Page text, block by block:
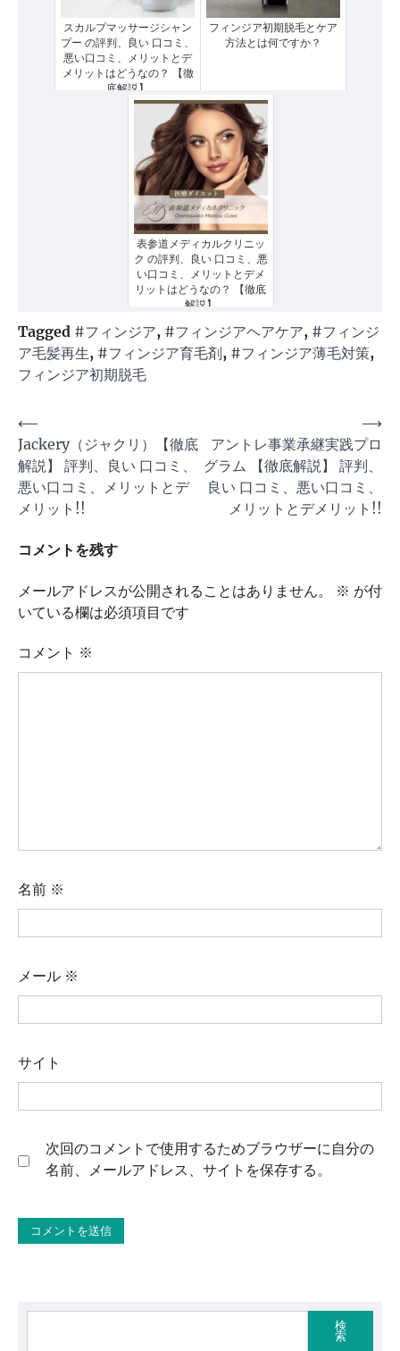
スカルプマッサージシャン
プー の評判、良い 口コミ、
悪い口コミ、メリットとデ
メリットはどうなの？ 【徹
底解説】
フィンジア初期脱毛とケア
方法とは何ですか？
表参道メディカルクリニッ
ク の評判、良い 口コミ、悪
い口コミ、メリットとデメ
リットはどうなの？ 【徹底
解説】
Tagged #フィンジア, #フィンジアヘアケア, #フィンジ
ア毛髪再生, #フィンジア育毛剤, #フィンジア薄毛対策,
フィンジア初期脱毛
投
稿
ナ
ビ
ー
シ
ョ
ン
⟵
Jackery（ジャクリ）【徹底
解説】 評判、良い 口コミ、
悪い口コミ、メリットとデ
メリット!!
アントレ事業承継実践プロ
グラム 【徹底解説】 評判、
良い 口コミ、悪い口コミ、
メリットとデメリット!!
⟶
コメントを残す
メールアドレスが公開されることはありません。 ※ が付
いている欄は必須項目です
コメント ※
名前 ※
メール ※
サイト
次回のコメントで使用するためブラウザーに自分の
名前、メールアドレス、サイトを保存する。
検
索